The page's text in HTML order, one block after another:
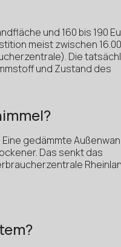
und 160 bis 190
meist zwischen
Die
und Zustand des
gedämmte
Das senkt das